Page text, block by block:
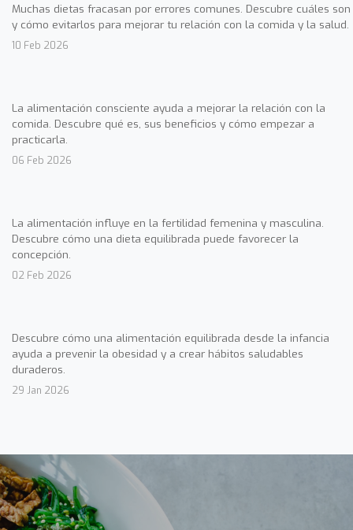
Muchas dietas fracasan por errores comunes. Descubre cuáles son
y cómo evitarlos para mejorar tu relación con la comida y la salud.
10 Feb 2026
La alimentación consciente ayuda a mejorar la relación con la
comida. Descubre qué es, sus beneficios y cómo empezar a
practicarla.
06 Feb 2026
La alimentación influye en la fertilidad femenina y masculina.
Descubre cómo una dieta equilibrada puede favorecer la
concepción.
02 Feb 2026
Descubre cómo una alimentación equilibrada desde la infancia
ayuda a prevenir la obesidad y a crear hábitos saludables
duraderos.
29 Jan 2026